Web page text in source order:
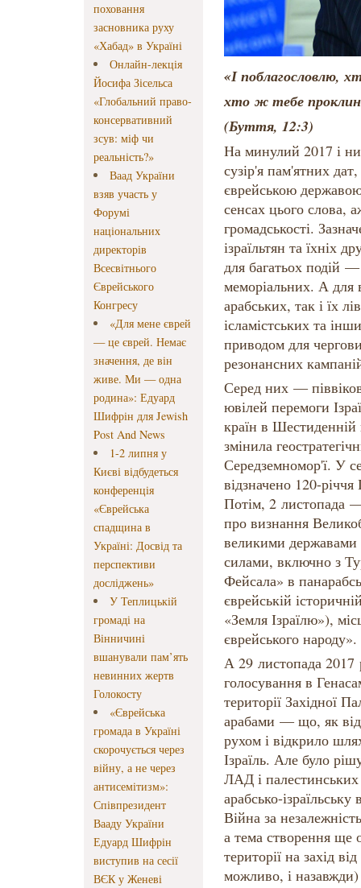
поховання
засновника руху
«Хабад» в Україні
Онлайн-лекція
Йосифа Зісельса
«Глобальний право-
консервативний
зсув: міф чи
реальність?»
Ваад України
взяв участь у
Форумі
національних
директорів
Всесвітнього
Єврейського
Конгресу
«Для мене єврей
— це єврей. Немає
значення, де він
живе. Ми — одна
родина»: Едуард
Шифрін для Jewish
Post And News
1-2 липня у
Києві відбудеться
конференція
«Єврейська
спадщина в
Україні: Досвід та
перспективи
досліджень»
У Теплицькій
громаді на
Вінничині
вшанували пам’ять
невинних жертв
Голокосту
«Єврейська
громада в Україні
скорочується через
війну, а не через
антисемітизм»:
Співпрезидент
Вааду України
Едуард Шифрін
виступив на сесії
ВЄК у Женеві
«І поблагословлю,
хто ж тебе
(Буття, 12:3)
На минулий 2017 і
сузір'я пам'ятних
єврейською
сенсах цього слова,
громадськості.
ізраїльтян та їхніх
для багатьох подій
меморіальних. А для
арабських, так і їх
ісламістських та
приводом для
резонансних
Серед них —
ювілей перемоги
країн в Шестиденній
змінила
Середземномор'ї. У
відзначено 120-
Потім, 2 листопада
про визнання
великими державами
силами, включно з
Фейсала» в
єврейській
«Земля Ізраїлю»),
єврейського народу».
А 29 листопада 2017
голосування в
території Західної
арабами — що, як
рухом і відкрило
Ізраїль. Але було
ЛАД і палестинських
арабсько-
Війна за
а тема створення ще
території на захід
можливо, і